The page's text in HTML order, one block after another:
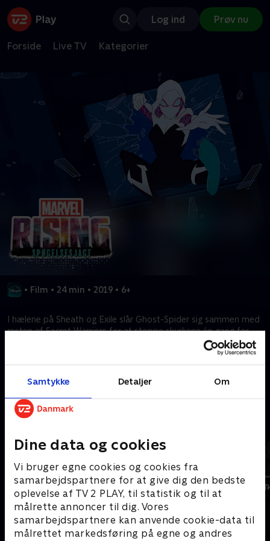
Samtykke Detaljer Om
Dine data og cookies
Vi bruger egne cookies og cookies fra
samarbejdspartnere for at give dig den bedste
oplevelse af TV 2 PLAY, til statistik og til at
målrette annoncer til dig. Vores
samarbejdspartnere kan anvende cookie-data til
målrettet markedsføring på egne og andres
Log ind Prøv nu
Forside Live TV Kategorier
• Film • 24 min • 2019 • 6+
I hælene på Sheath og Exile slår Ghost-Spider sig sammen med
resten af Secret Warriors for at stoppe skurkene én gang for
Kræver tilkøb
Mere indhold fra Disney+